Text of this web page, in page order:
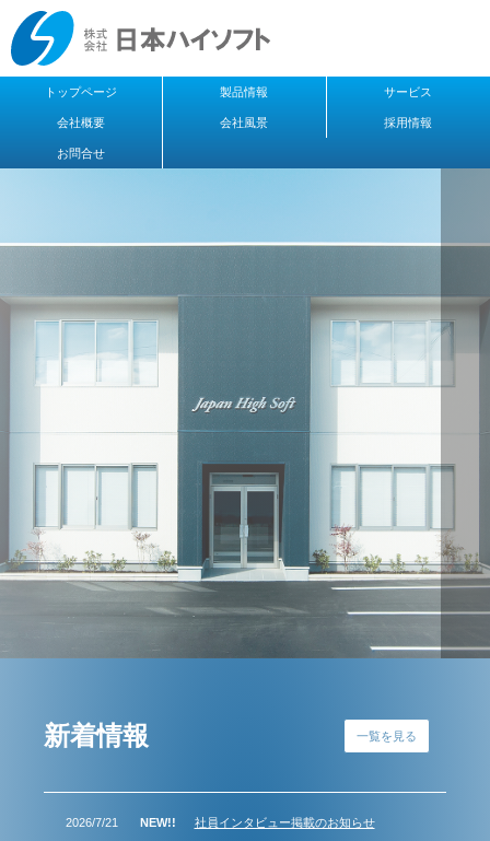
トップページ 製品情報 サービス
会社概要 会社風景 採用情報
お問合せ
新着情報 一覧を見る
2026/7/21 社員インタビュー掲載のお知らせ